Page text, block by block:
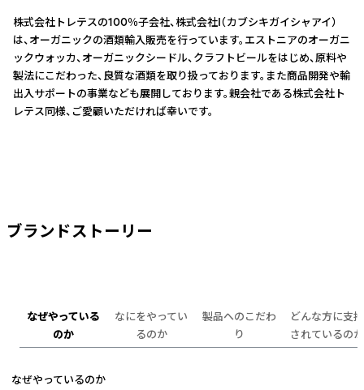
株式会社トレテスの100％子会社、株式会社I（カブシキガイシャアイ）
は、オーガニックの酒類輸入販売を行っています。エストニアのオーガニ
ックウォッカ、オーガニックシードル、クラフトビールをはじめ、原料や
製法にこだわった、良質な酒類を取り扱っております。また商品開発や輸
出入サポートの事業なども展開しております。親会社である株式会社ト
レテス同様、ご愛顧いただければ幸いです。
ブランドストーリー
なぜやっている
のか
なにをやってい
るのか
製品へのこだわ
り
どんな方に支持
されているのか
なぜやっているのか